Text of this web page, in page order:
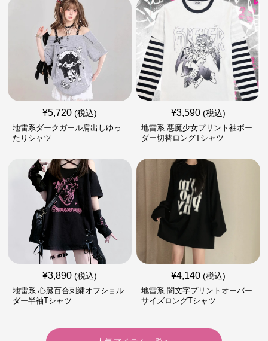
¥5,720 (税込)
地雷系ダークガール肩出しゆっ
たりシャツ
¥3,590 (税込)
地雷系 悪魔少女プリント袖ボー
ダー切替ロングTシャツ
¥3,890 (税込)
地雷系 心臓百合刺繍オフショル
ダー半袖Tシャツ
¥4,140 (税込)
地雷系 闇文字プリントオーバー
サイズロングTシャツ